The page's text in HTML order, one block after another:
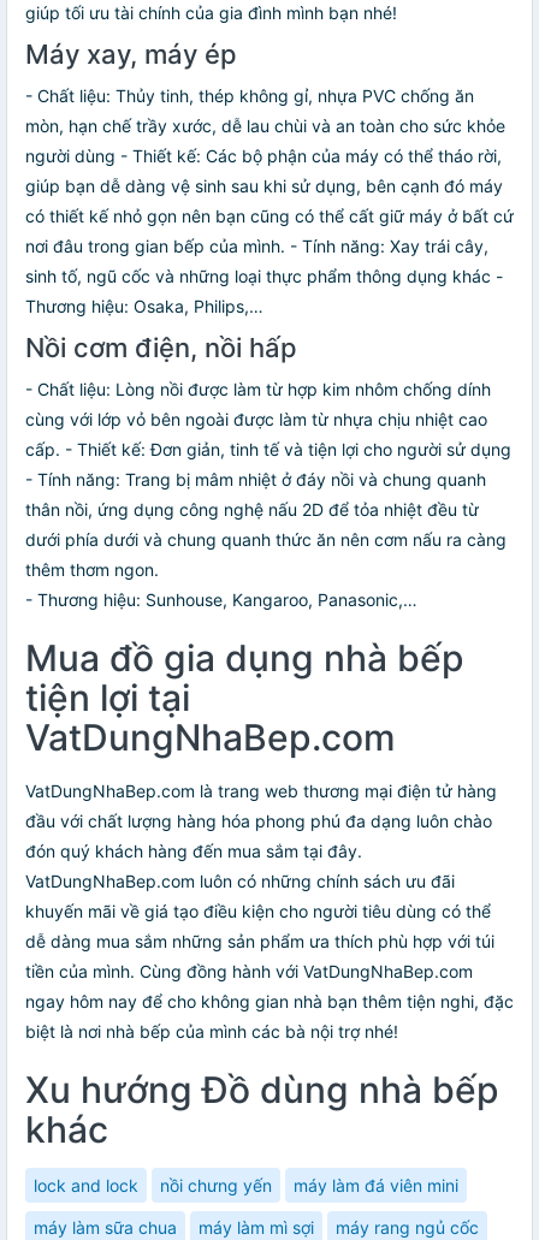
giúp tối ưu tài chính của gia đình mình bạn nhé!
Máy xay, máy ép
- Chất liệu: Thủy tinh, thép không gỉ, nhựa PVC chống ăn
mòn, hạn chế trầy xước, dễ lau chùi và an toàn cho sức khỏe
người dùng - Thiết kế: Các bộ phận của máy có thể tháo rời,
giúp bạn dễ dàng vệ sinh sau khi sử dụng, bên cạnh đó máy
có thiết kế nhỏ gọn nên bạn cũng có thể cất giữ máy ở bất cứ
nơi đâu trong gian bếp của mình. - Tính năng: Xay trái cây,
sinh tố, ngũ cốc và những loại thực phẩm thông dụng khác -
Thương hiệu: Osaka, Philips,…
Nồi cơm điện, nồi hấp
- Chất liệu: Lòng nồi được làm từ hợp kim nhôm chống dính
cùng với lớp vỏ bên ngoài được làm từ nhựa chịu nhiệt cao
cấp. - Thiết kế: Đơn giản, tinh tế và tiện lợi cho người sử dụng
- Tính năng: Trang bị mâm nhiệt ở đáy nồi và chung quanh
thân nồi, ứng dụng công nghệ nấu 2D để tỏa nhiệt đều từ
dưới phía dưới và chung quanh thức ăn nên cơm nấu ra càng
thêm thơm ngon.
- Thương hiệu: Sunhouse, Kangaroo, Panasonic,…
Mua đồ gia dụng nhà bếp
tiện lợi tại
VatDungNhaBep.com
VatDungNhaBep.com là trang web thương mại điện tử hàng
đầu với chất lượng hàng hóa phong phú đa dạng luôn chào
đón quý khách hàng đến mua sắm tại đây.
VatDungNhaBep.com luôn có những chính sách ưu đãi
khuyến mãi về giá tạo điều kiện cho người tiêu dùng có thể
dễ dàng mua sắm những sản phẩm ưa thích phù hợp với túi
tiền của mình. Cùng đồng hành với VatDungNhaBep.com
ngay hôm nay để cho không gian nhà bạn thêm tiện nghi, đặc
biệt là nơi nhà bếp của mình các bà nội trợ nhé!
Xu hướng Đồ dùng nhà bếp
khác
lock and lock nồi chưng yến máy làm đá viên mini
máy làm sữa chua máy làm mì sợi máy rang ngủ cốc